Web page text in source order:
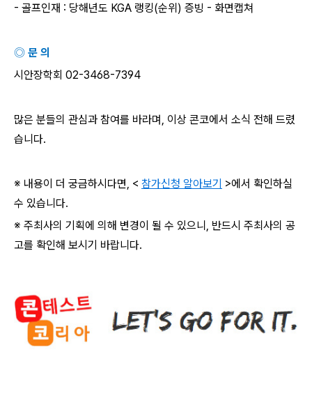
- 골프인재 : 당해년도 KGA 랭킹(순위) 증빙 - 화면캡쳐
◎ 문 의
시안장학회 02-3468-7394
많은 분들의 관심과 참여를 바라며, 이상 콘코에서 소식 전해 드렸
습니다.
※ 내용이 더 궁금하시다면, < 참가신청 알아보기 >에서 확인하실
수 있습니다.
※ 주최사의 기획에 의해 변경이 될 수 있으니, 반드시 주최사의 공
고를 확인해 보시기 바랍니다.